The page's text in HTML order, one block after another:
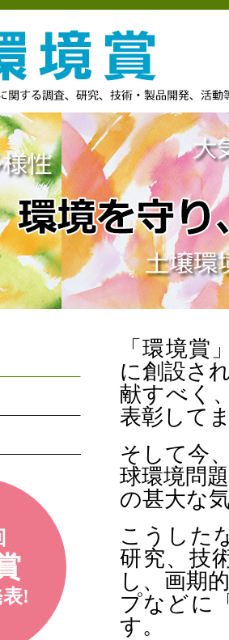
!
「環境賞
に創設さ
献すべく
表彰して
そして今
球環境問
の甚大な
こうした
研究、技
し、画期
プなどに
す。